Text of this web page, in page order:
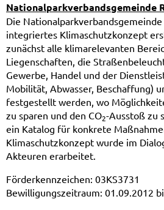
Nationalparkverbandsgemeinde
Die Nationalparkverbandsgemeinde
integriertes Klimaschutzkonzept
zunächst alle klimarelevanten
Liegenschaften, die
Gewerbe, Handel und der
Mobilität, Abwasser, Beschaffung)
festgestellt werden, wo
zu sparen und den CO2-Ausstoß zu
ein Katalog für konkrete
Klimaschutzkonzept wurde im
Akteuren erarbeitet.
Förderkennzeichen: 03KS3731
Bewilligungszeitraum: 01.09.2012